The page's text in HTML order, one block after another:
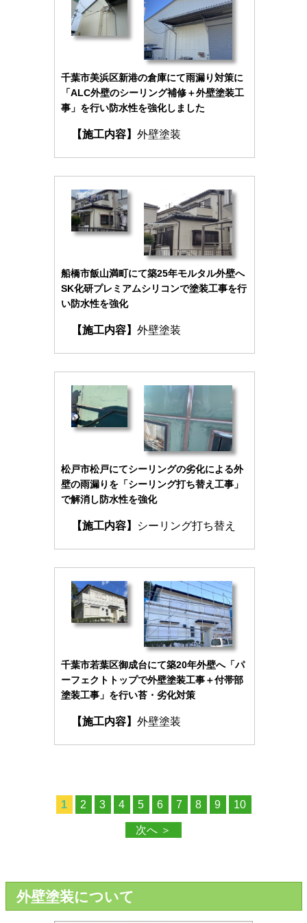
千葉市美浜区新港の倉庫にて雨漏り対策に
「ALC外壁のシーリング補修＋外壁塗装工
事」を行い防水性を強化しました
【施工内容】 外壁塗装
船橋市飯山満町にて築25年モルタル外壁へ
SK化研プレミアムシリコンで塗装工事を行
い防水性を強化
【施工内容】 外壁塗装
松戸市松戸にてシーリングの劣化による外
壁の雨漏りを「シーリング打ち替え工事」
で解消し防水性を強化
【施工内容】 シーリング打ち替え
千葉市若葉区御成台にて築20年外壁へ「パ
ーフェクトトップで外壁塗装工事＋付帯部
塗装工事」を行い苔・劣化対策
【施工内容】 外壁塗装
1 2 3 4 5 6 7 8 9 10
次へ ＞
外壁塗装について